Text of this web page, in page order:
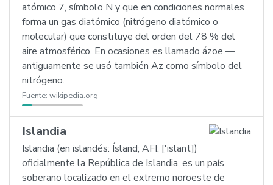
atómico 7, símbolo N y que en condiciones normales
forma un gas diatómico (nitrógeno diatómico o
molecular) que constituye del orden del 78 % del
aire atmosférico. En ocasiones es llamado ázoe —
antiguamente se usó también Az como símbolo del
nitrógeno.
Fuente: wikipedia.org
Islandia
Islandia (en islandés: Ísland; AFI: ['islant])
oficialmente la República de Islandia, es un país
soberano localizado en el extremo noroeste de